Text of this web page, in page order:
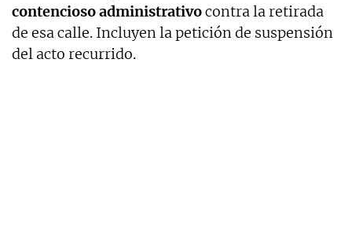
contencioso administrativocontra la retirada
de esa calle. Incluyen la petición de suspensión
del acto recurrido.